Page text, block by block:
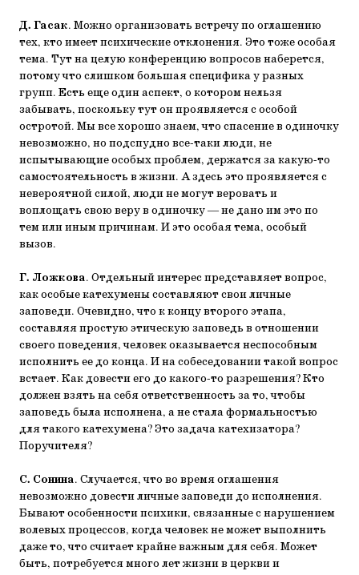
Д. Гасак. Можно организовать встречу по оглашению
тех, кто имеет психические отклонения. Это тоже особая
тема. Тут на целую конференцию вопросов наберется,
потому что слишком большая специфика у разных
групп. Есть еще один аспект, о котором нельзя
забывать, поскольку тут он проявляется с особой
остротой. Мы все хорошо знаем, что спасение в одиночку
невозможно, но подспудно все-таки люди, не
испытывающие особых проблем, держатся за какую-то
самостоятельность в жизни. А здесь это проявляется с
невероятной силой, люди не могут веровать и
воплощать свою веру в одиночку ― не дано им это по
тем или иным причинам. И это особая тема, особый
вызов.
Г. Ложкова. Отдельный интерес представляет вопрос,
как особые катехумены составляют свои личные
заповеди. Очевидно, что к концу второго этапа,
составляя простую этическую заповедь в отношении
своего поведения, человек оказывается неспособным
исполнить ее до конца. И на собеседовании такой вопрос
встает. Как довести его до какого-то разрешения? Кто
должен взять на себя ответственность за то, чтобы
заповедь была исполнена, а не стала формальностью
для такого катехумена? Это задача катехизатора?
Поручителя?
С. Сонина. Случается, что во время оглашения
невозможно довести личные заповеди до исполнения.
Бывают особенности психики, связанные с нарушением
волевых процессов, когда человек не может выполнить
даже то, что считает крайне важным для себя. Может
быть, потребуется много лет жизни в церкви и